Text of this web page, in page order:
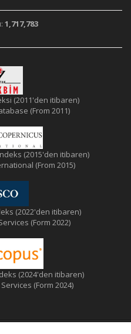
1,717,783
(2011'den itibaren)
(From 2011)
(2015'den itibaren)
(From 2015)
(2022'den itibaren)
(Form 2022)
(2024'den itibaren)
(Form 2024)